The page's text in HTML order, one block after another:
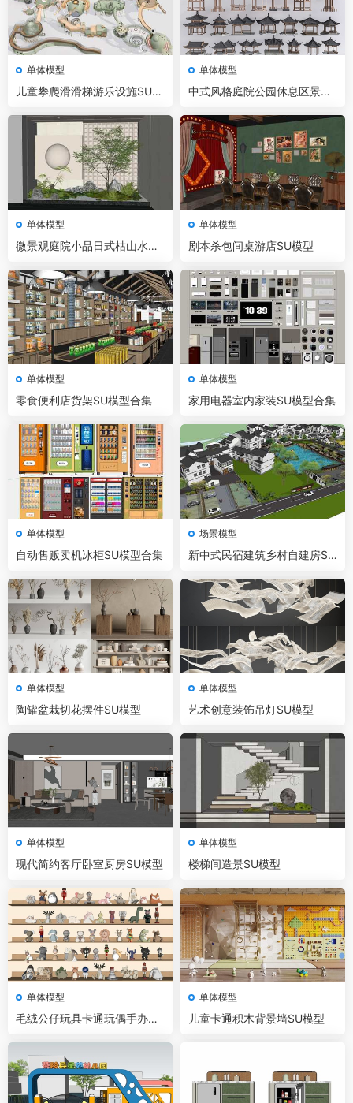
单体模型
儿童攀爬滑滑梯游乐设施SU模
单体模型
中式风格庭院公园休息区景观
单体模型
微景观庭院小品日式枯山水小
单体模型
剧本杀包间桌游店SU模型
单体模型
零食便利店货架SU模型合集
单体模型
家用电器室内家装SU模型合集
单体模型
自动售贩卖机冰柜SU模型合集
场景模型
新中式民宿建筑乡村自建房SU
单体模型
陶罐盆栽切花摆件SU模型
单体模型
艺术创意装饰吊灯SU模型
单体模型
现代简约客厅卧室厨房SU模型
单体模型
楼梯间造景SU模型
单体模型
毛绒公仔玩具卡通玩偶手办摆
单体模型
儿童卡通积木背景墙SU模型